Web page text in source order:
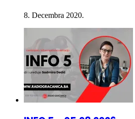
8. Decembra 2020.